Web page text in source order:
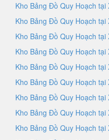
Kho Bảng Đồ Quy Hoạch tại
Kho Bảng Đồ Quy Hoạch tại
Kho Bảng Đồ Quy Hoạch tại
Kho Bảng Đồ Quy Hoạch tại
Kho Bảng Đồ Quy Hoạch tại
Kho Bảng Đồ Quy Hoạch tại
Kho Bảng Đồ Quy Hoạch tại
Kho Bảng Đồ Quy Hoạch tại
Kho Bảng Đồ Quy Hoạch tại